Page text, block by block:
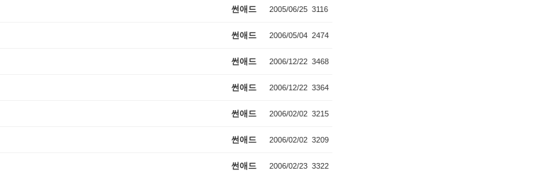
썬애드 2005/06/25 3116
썬애드 2006/05/04 2474
썬애드 2006/12/22 3468
썬애드 2006/12/22 3364
썬애드 2006/02/02 3215
썬애드 2006/02/02 3209
썬애드 2006/02/23 3322